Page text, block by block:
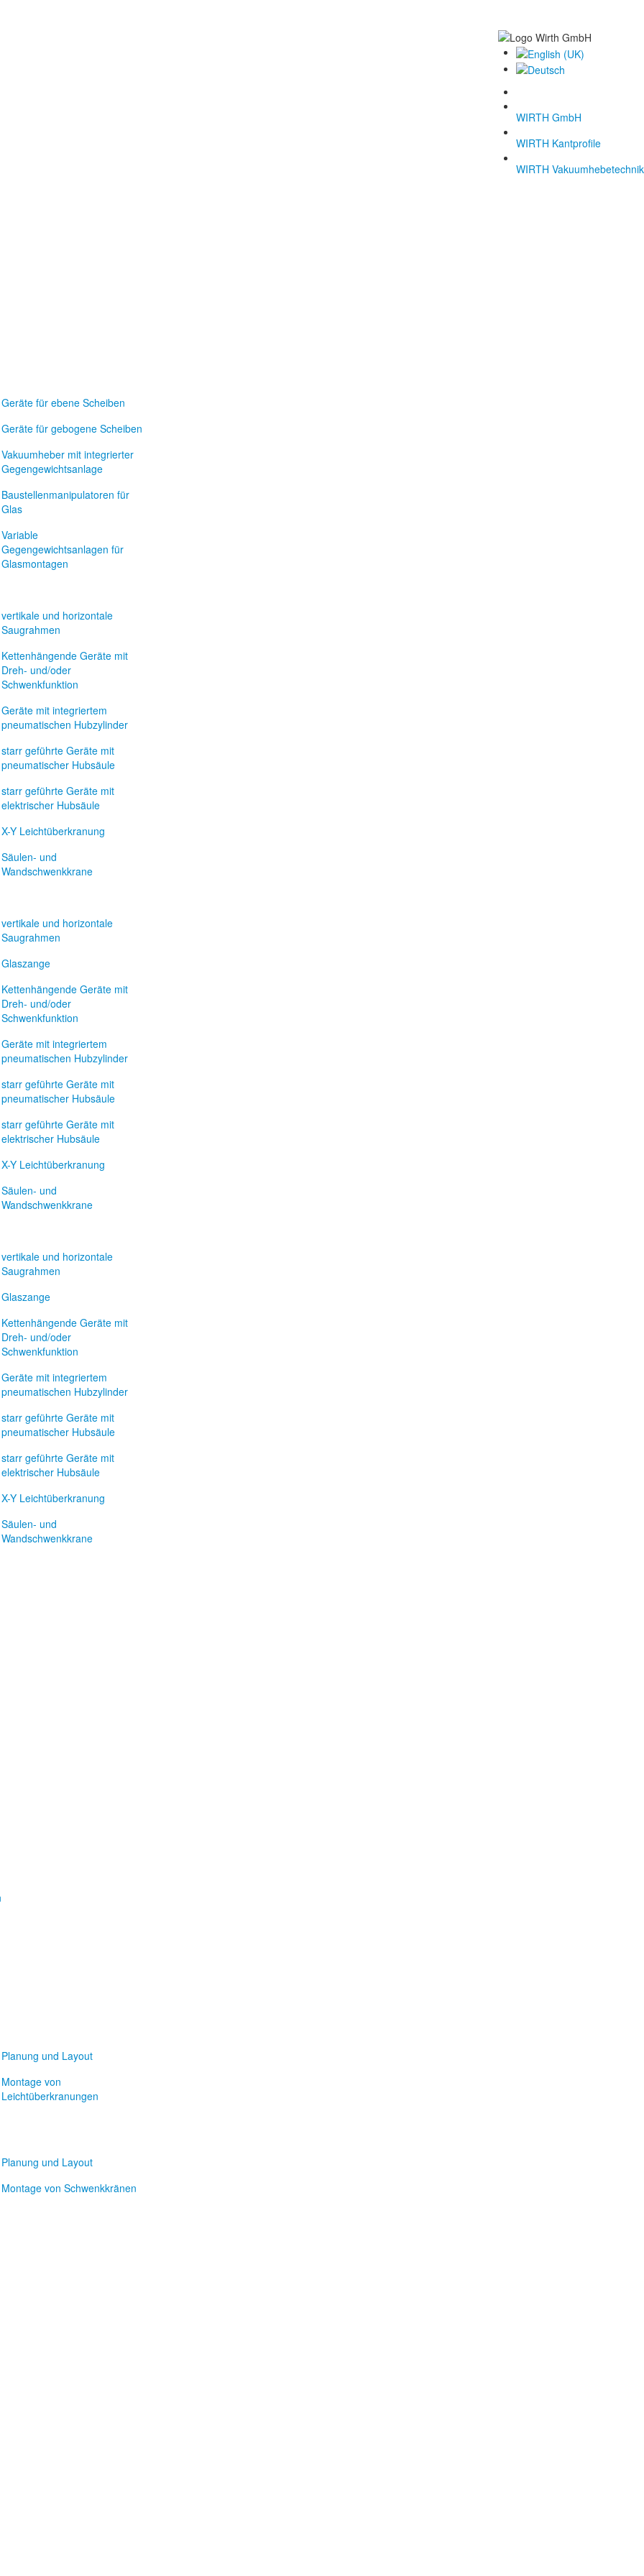
WIRTH GmbH
WIRTH Kantprofile
WIRTH Vakuumhebetechnik
Geräte für ebene Scheiben
Geräte für gebogene Scheiben
Vakuumheber mit integrierter
Gegengewichtsanlage
Baustellenmanipulatoren für
Glas
Variable
Gegengewichtsanlagen für
Glasmontagen
vertikale und horizontale
Saugrahmen
Kettenhängende Geräte mit
Dreh- und/oder
Schwenkfunktion
Geräte mit integriertem
pneumatischen Hubzylinder
starr geführte Geräte mit
pneumatischer Hubsäule
starr geführte Geräte mit
elektrischer Hubsäule
X-Y Leichtüberkranung
Säulen- und
Wandschwenkkrane
vertikale und horizontale
Saugrahmen
Glaszange
Kettenhängende Geräte mit
Dreh- und/oder
Schwenkfunktion
Geräte mit integriertem
pneumatischen Hubzylinder
starr geführte Geräte mit
pneumatischer Hubsäule
starr geführte Geräte mit
elektrischer Hubsäule
X-Y Leichtüberkranung
Säulen- und
Wandschwenkkrane
vertikale und horizontale
Saugrahmen
Glaszange
Kettenhängende Geräte mit
Dreh- und/oder
Schwenkfunktion
Geräte mit integriertem
pneumatischen Hubzylinder
starr geführte Geräte mit
pneumatischer Hubsäule
starr geführte Geräte mit
elektrischer Hubsäule
X-Y Leichtüberkranung
Säulen- und
Wandschwenkkrane
Planung und Layout
Montage von
Leichtüberkranungen
Planung und Layout
Montage von Schwenkkränen